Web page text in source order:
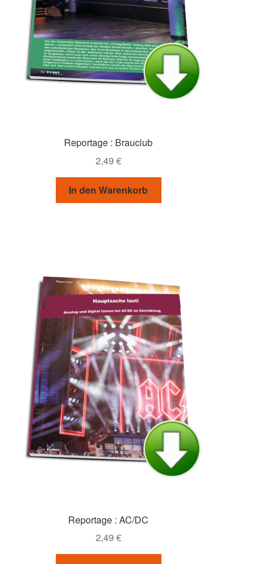
Reportage : Brauclub
2,49 €
In den Warenkorb
Reportage : AC/DC
2,49 €